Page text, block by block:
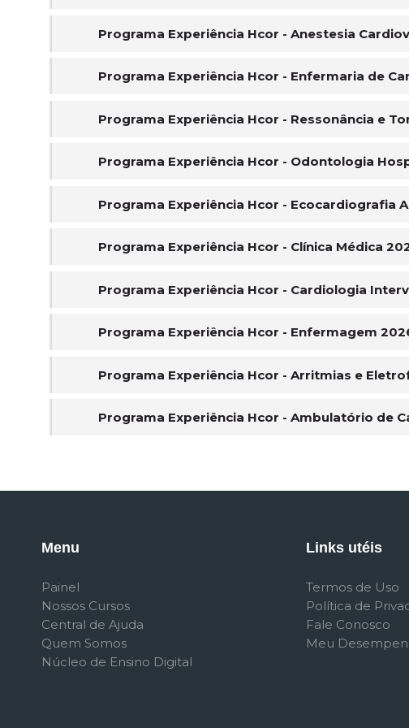
Programa Experiência Hcor - Anestesia
Programa Experiência Hcor - Enfermaria de
Programa Experiência Hcor - Ressonância e
Programa Experiência Hcor - Odontologia
Programa Experiência Hcor - Ecocardiografia
Programa Experiência Hcor - Clínica Médica
Programa Experiência Hcor - Cardiologia
Programa Experiência Hcor - Enfermagem
Programa Experiência Hcor - Arritmias e
Programa Experiência Hcor - Ambulatório de
Menu
Painel
Nossos Cursos
Central de Ajuda
Quem Somos
Núcleo de Ensino Digital
Links utéis
Termos de Uso
Política de
Fale Conosco
Meu